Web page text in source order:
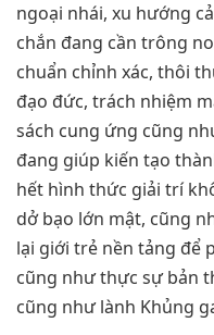
ngoại nhái, xu hướng
chắn đang cần trông
chuẩn chỉnh xác, thôi
đạo đức, trách nhiệm
sách cung ứng cũng
đang giúp kiến tạo
hết hình thức giải trí
dở bạo lớn mật, cũng
lại giới trẻ nền tảng để
cũng như thực sự bản
cũng như lành Khủng